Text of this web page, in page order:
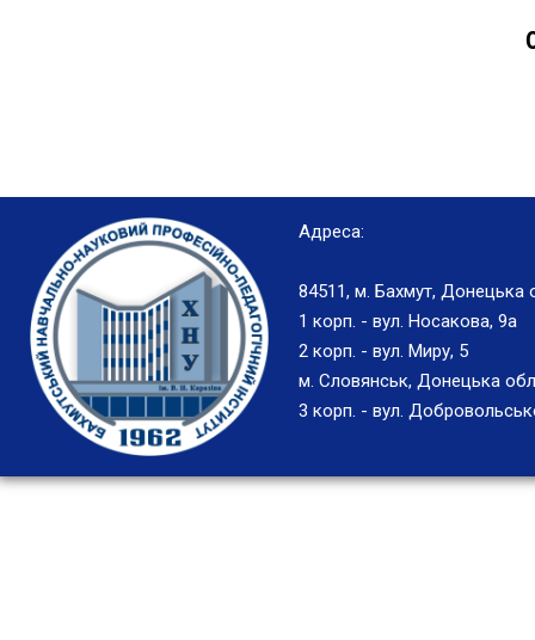
Адреса:
84511, м. Бахмут, Донецька
1 корп. - вул. Носакова, 9а
2 корп. - вул. Миру, 5
м. Словянськ, Донецька
3 корп. - вул.